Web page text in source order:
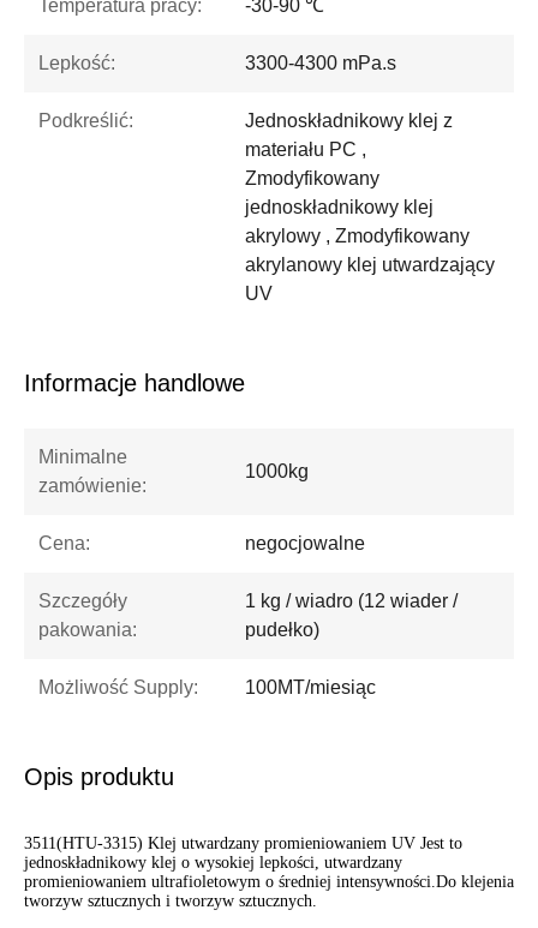
Temperatura pracy: -30-90 ℃
Lepkość: 3300-4300 mPa.s
Podkreślić:
Jednoskładnikowy klej z
materiału PC ,
Zmodyfikowany
jednoskładnikowy klej
akrylowy , Zmodyfikowany
akrylanowy klej utwardzający
UV
Informacje handlowe
Minimalne
zamówienie:
1000kg
Cena: negocjowalne
Szczegóły
pakowania:
1 kg / wiadro (12 wiader /
pudełko)
Możliwość Supply: 100MT/miesiąc
Opis produktu
3511(HTU-3315) Klej utwardzany promieniowaniem UV Jest to
jednoskładnikowy klej o wysokiej lepkości, utwardzany
promieniowaniem ultrafioletowym o średniej intensywności.Do klejenia
tworzyw sztucznych i tworzyw sztucznych.